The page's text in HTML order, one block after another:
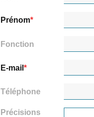
Prénom
Fonction
E-mail
Téléphone
Précisions